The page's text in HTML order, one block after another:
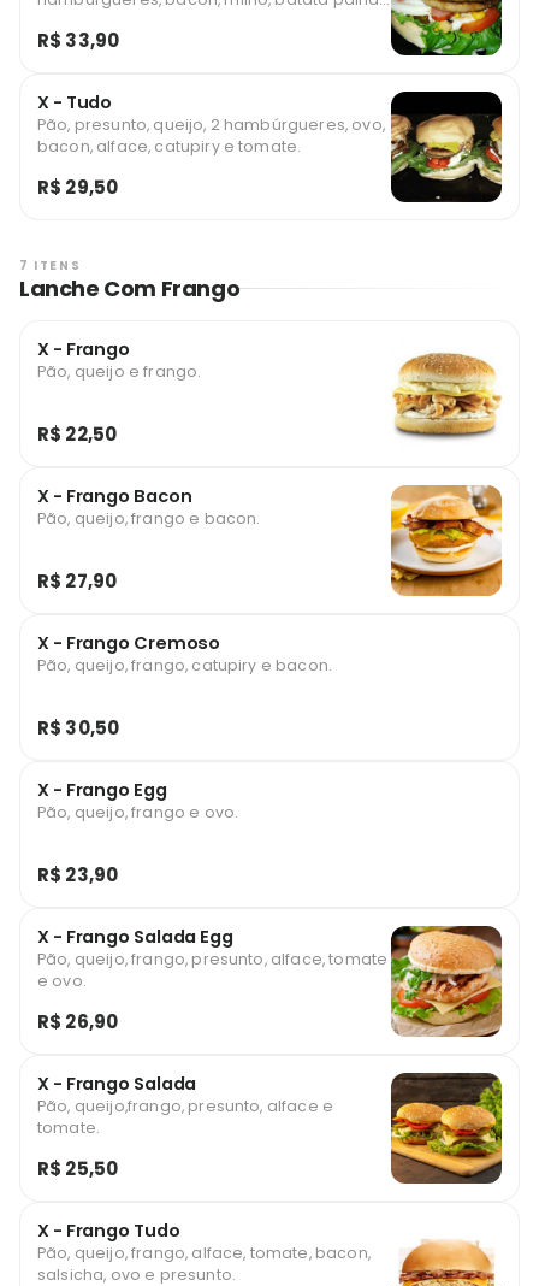
R$ 33,90
X - Tudo
Pão, presunto, queijo, 2 hambúrgueres, ovo,
bacon, alface, catupiry e tomate.
R$ 29,50
7 ITENS
Lanche Com Frango
X - Frango
Pão, queijo e frango.
R$ 22,50
X - Frango Bacon
Pão, queijo, frango e bacon.
R$ 27,90
X - Frango Cremoso
Pão, queijo, frango, catupiry e bacon.
R$ 30,50
X - Frango Egg
Pão, queijo, frango e ovo.
R$ 23,90
X - Frango Salada Egg
Pão, queijo, frango, presunto, alface, tomate
e ovo.
R$ 26,90
X - Frango Salada
Pão, queijo,frango, presunto, alface e
tomate.
R$ 25,50
X - Frango Tudo
Pão, queijo, frango, alface, tomate, bacon,
salsicha, ovo e presunto.